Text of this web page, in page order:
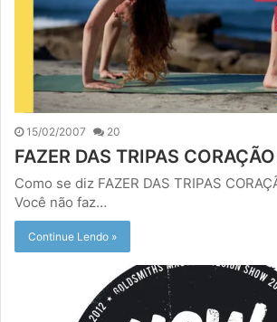
15/02/2007 20
FAZER DAS TRIPAS
Como se diz FAZER DAS TRIPAS
Você não faz…
Continue Lendo »